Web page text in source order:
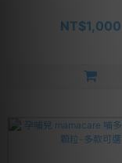
NT$1,000